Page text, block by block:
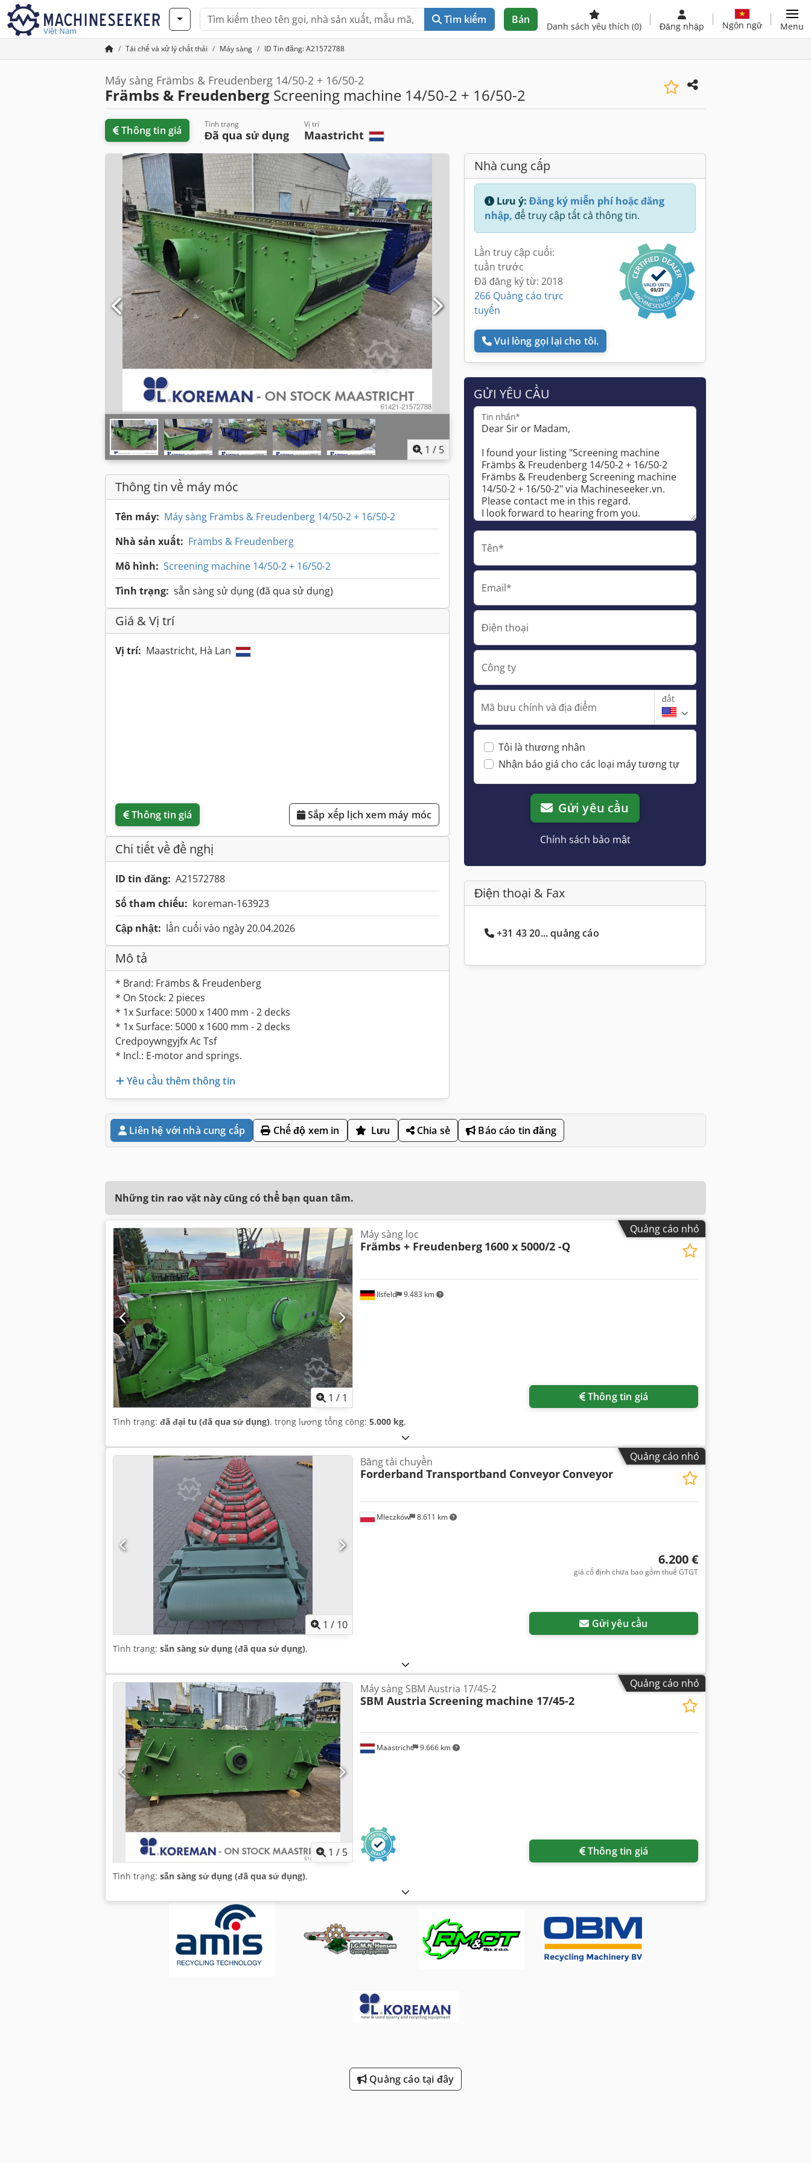
Việt Nam
Tìm kiếm Bán
Danh sách yêu thích (0) Đăng nhập Ngôn ngữ Menu
Tái chế và xử lý chất thải Máy sàng ID Tin đăng: A21572788
Máy sàng Främbs & Freudenberg 14/50-2 + 16/50-2
Främbs & Freudenberg Screening machine 14/50-2 + 16/50-2
Thông tin giá Tình trạng
Đã qua sử dụng
Vị trí
Maastricht
1 / 5
Thông tin về máy móc
Tên máy: Máy sàng Främbs & Freudenberg 14/50-2 + 16/50-2
Nhà sản xuất: Främbs & Freudenberg
Mô hình: Screening machine 14/50-2 + 16/50-2
Tình trạng: sẵn sàng sử dụng (đã qua sử dụng)
Giá & Vị trí
Vị trí: Maastricht, Hà Lan
Thông tin giá Sắp xếp lịch xem máy móc
Chi tiết về đề nghị
ID tin đăng: A21572788
Số tham chiếu: koreman-163923
Cập nhật: lần cuối vào ngày 20.04.2026
Mô tả
* Brand: Främbs & Freudenberg
* On Stock: 2 pieces
* 1x Surface: 5000 x 1400 mm - 2 decks
* 1x Surface: 5000 x 1600 mm - 2 decks
Credpoywngyjfx Ac Tsf
* Incl.: E-motor and springs.
Yêu cầu thêm thông tin
Nhà cung cấp
Lưu ý: Đăng ký miễn phí hoặc đăng
nhập, để truy cập tất cả thông tin.
Lần truy cập cuối:
tuần trước
Đã đăng ký từ: 2018
266 Quảng cáo trực
tuyến
Vui lòng gọi lại cho tôi.
GỬI YÊU CẦU
Tin nhắn*
Tên*
Email*
Điện thoại
Công ty
Mã bưu chính và địa điểm
đất
Tôi là thương nhân
Nhận báo giá cho các loại máy tương tự
Gửi yêu cầu
Chính sách bảo mật
Điện thoại & Fax
+31 43 20... quảng cáo
Liên hệ với nhà cung cấp Chế độ xem in Lưu Chia sẻ Báo cáo tin đăng
Những tin rao vặt này cũng có thể bạn quan tâm.
Quảng cáo nhỏ
1 / 1
Ilsfeld 9.483 km
Máy sàng lọc
Främbs + Freudenberg 1600 x 5000/2 -Q
Thông tin giá
Tình trạng: đã đại tu (đã qua sử dụng), trọng lượng tổng cộng: 5.000 kg,
Quảng cáo nhỏ
1 / 10
Mleczków 8.611 km
Băng tải chuyền
Forderband Transportband Conveyor Conveyor
6.200 €
giá cố định chưa bao gồm thuế GTGT
Gửi yêu cầu
Tình trạng: sẵn sàng sử dụng (đã qua sử dụng),
Quảng cáo nhỏ
1 / 5
Maastricht 9.666 km
Máy sàng SBM Austria 17/45-2
SBM Austria Screening machine 17/45-2
Thông tin giá
Tình trạng: sẵn sàng sử dụng (đã qua sử dụng),
Quảng cáo tại đây